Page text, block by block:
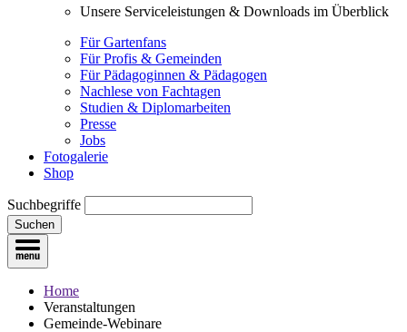
Unsere Serviceleistungen & Downloads im Überblick
Für Gartenfans
Für Profis & Gemeinden
Für Pädagoginnen & Pädagogen
Nachlese von Fachtagen
Studien & Diplomarbeiten
Presse
Jobs
Fotogalerie
Shop
Suchbegriffe
Suchen
Home
Veranstaltungen
Gemeinde-Webinare